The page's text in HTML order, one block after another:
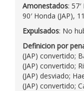
Amonestados:
90′ Honda (JAP),
Expulsados: No
Definicion por
(JAP) convertido;
(JAP) convertido;
(JAP) desviado;
(JAP) convertido;